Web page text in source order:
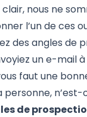
nous ne
l’un de ces
des angles de
un e-mail
faut une
n’est-
de